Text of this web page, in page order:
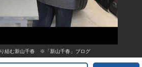
り組む新山千春 ※「新山千春」ブログ